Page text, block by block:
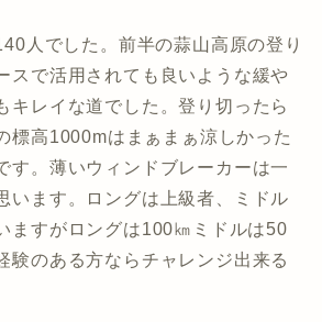
人でした。前半の蒜山高原の登り
スで活用されても良いような緩や
キレイな道でした。登り切ったら
標高1000mはまぁまぁ涼しかった
す。薄いウィンドブレーカーは一
います。ロングは上級者、ミドル
ますがロングは100㎞ミドルは50
験のある方ならチャレンジ出来る